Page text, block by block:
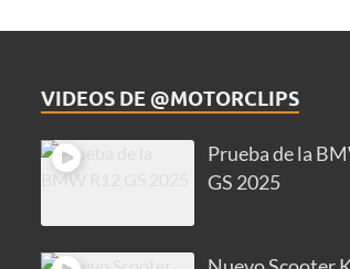
VIDEOS DE @MOTORCLIPS
Prueba de la
GS 2025